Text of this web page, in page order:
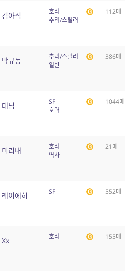
김아직
호러
추리/스릴러
112매
박규동
추리/스릴러
일반
386매
데님
SF
호러
1044매
미리내
호러
역사
21매
레이에히 SF 552매
Xx 호러 155매